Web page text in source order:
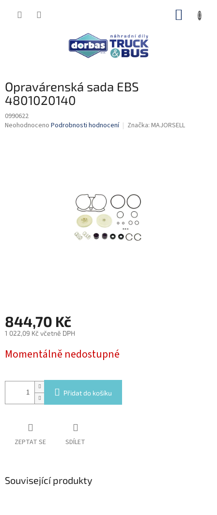
Opravárenská sada EBS
4801020140
0990622
Průměrné
Neohodnoceno Podrobnosti hodnocení Značka: MAJORSELL
844,70 Kč
1 022,09 Kč včetně DPH
cena:
Momentálně nedostupné
Přidat do košíku
ZEPTAT SE SDÍLET
Související produkty